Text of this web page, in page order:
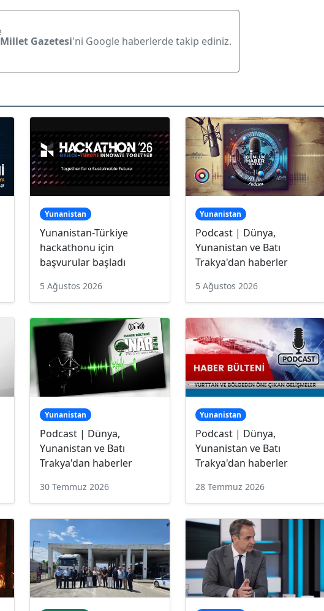
Millet Gazetesi'ni Google haberlerde takip ediniz.
Yunanistan
Yunanistan-Türkiye
hackathonu için
başvurular başladı
5 Ağustos 2026
Yunanistan
Podcast | Dünya,
Yunanistan ve Batı
Trakya'dan haberler
5 Ağustos 2026
Yunanistan
Podcast | Dünya,
Yunanistan ve Batı
Trakya'dan haberler
30 Temmuz 2026
Yunanistan
Podcast | Dünya,
Yunanistan ve Batı
Trakya'dan haberler
28 Temmuz 2026